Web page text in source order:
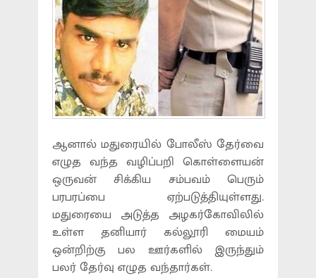
ஆனால் மதுரையில் போலீஸ் தேர்வை
எழுத வந்த வழிப்பறி கொள்ளையன்
ஒருவன் சிக்கிய சம்பவம் பெரும்
பரபரப்பை ஏற்படுத்தியுள்ளது.
மதுரையை அடுத்த அழகர்கோவிலில்
உள்ள தனியார் கல்லூரி மையம்
ஒன்றிற்கு பல ஊர்களில் இருந்தும்
பலர் தேர்வு எழுத வந்தார்கள்.